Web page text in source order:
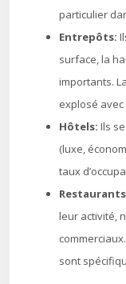
particulier
Entrepôts:
surface, la
importants.
explosé avec
Hôtels: Ils
(luxe,
taux
leur activité,
sont